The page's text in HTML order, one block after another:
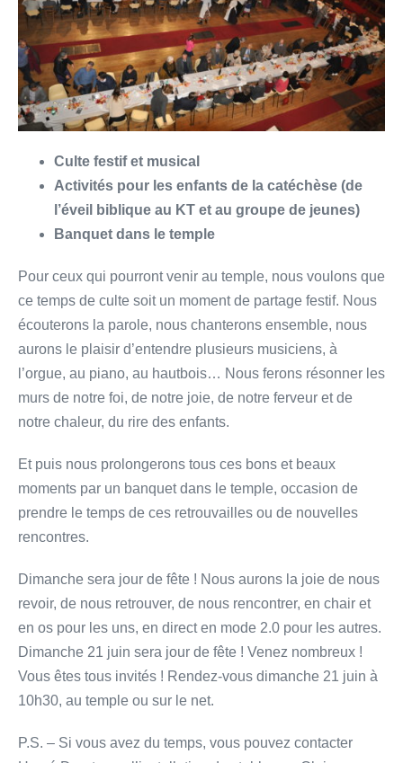
Culte festif et musical
Activités pour les enfants de la catéchèse (de
l’éveil biblique au KT et au groupe de jeunes)
Banquet dans le temple
Pour ceux qui pourront venir au temple, nous voulons que
ce temps de culte soit un moment de partage festif. Nous
écouterons la parole, nous chanterons ensemble, nous
aurons le plaisir d’entendre plusieurs musiciens, à
l’orgue, au piano, au hautbois… Nous ferons résonner les
murs de notre foi, de notre joie, de notre ferveur et de
notre chaleur, du rire des enfants.
Et puis nous prolongerons tous ces bons et beaux
moments par un banquet dans le temple, occasion de
prendre le temps de ces retrouvailles ou de nouvelles
rencontres.
Dimanche sera jour de fête ! Nous aurons la joie de nous
revoir, de nous retrouver, de nous rencontrer, en chair et
en os pour les uns, en direct en mode 2.0 pour les autres.
Dimanche 21 juin sera jour de fête ! Venez nombreux !
Vous êtes tous invités ! Rendez-vous dimanche 21 juin à
10h30, au temple ou sur le net.
P.S. – Si vous avez du temps, vous pouvez contacter